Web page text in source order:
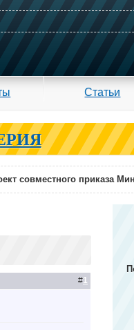
Статьи
совместного приказа
#1